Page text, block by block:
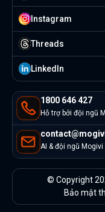
1800 646 427
Hỗ trợ bởi đội ngũ
AI & đội ngũ
Instagram
Threads
Linkedln
© Copyright
Bảo mật